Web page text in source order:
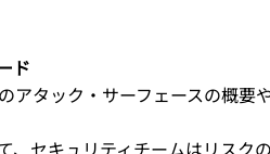
ド
アタック・サーフェースの概要
、セキュリティチームはリスク